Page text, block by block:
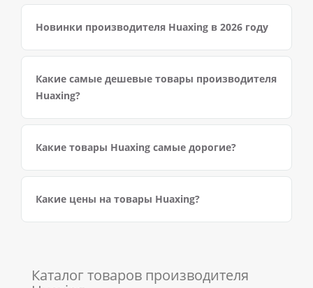
Новинки производителя Huaxing в 2026 году
Какие самые дешевые товары производителя
Huaxing?
Какие товары Huaxing самые дорогие?
Какие цены на товары Huaxing?
Каталог товаров производителя